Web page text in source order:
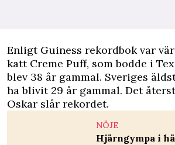
Enligt Guiness rekordbok var
katt Creme Puff, som bodde i
blev 38 år gammal. Sveriges
ha blivit 29 år gammal. Det
Oskar slår rekordet.
NÖJE
Hjärngympa i